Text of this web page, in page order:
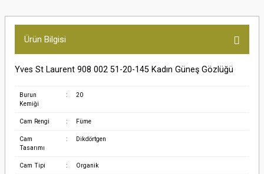
Ürün Bilgisi
Yves St Laurent 908 002 51-20-145 Kadın Güneş Gözlüğü
Burun
Kemiği
: 20
Cam Rengi : Füme
Cam
Tasarımı
: Dikdörtgen
Cam Tipi : Organik